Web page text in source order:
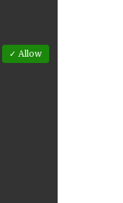
✓ Allow